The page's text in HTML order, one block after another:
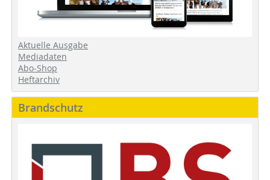
Aktuelle Ausgabe
Mediadaten
Abo-Shop
Heftarchiv
Brandschutz